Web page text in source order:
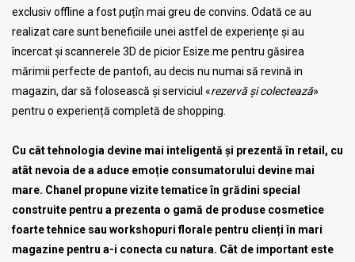
exclusiv offline a fost puțîn mai greu de convins. Odată ce au
realizat care sunt beneficiile unei astfel de experiențe și au
încercat și scannerele 3D de picior Esize.me pentru găsirea
mărimii perfecte de pantofi, au decis nu numai să revină in
magazin, dar să folosească și serviciul «rezervă și colectează»
pentru o experiență completă de shopping.
Cu cât tehnologia devine mai inteligentă și prezentă în retail, cu
atât nevoia de a aduce emoție consumatorului devine mai
mare. Chanel propune vizite tematice în grădini special
construite pentru a prezenta o gamă de produse cosmetice
foarte tehnice sau workshopuri florale pentru clienți în mari
magazine pentru a-i conecta cu natura. Cât de important este